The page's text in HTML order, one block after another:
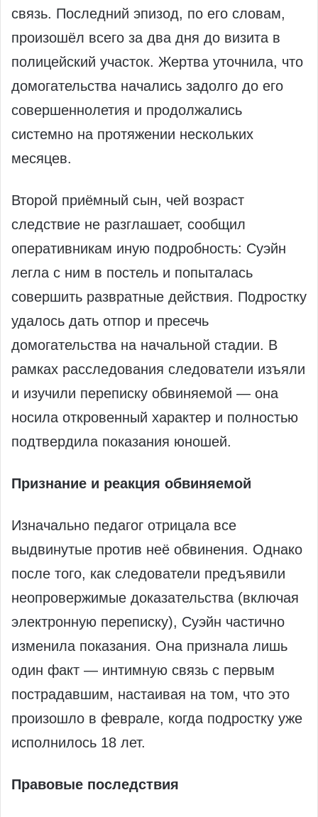
связь. Последний эпизод, по его словам,
произошёл всего за два дня до визита в
полицейский участок. Жертва уточнила, что
домогательства начались задолго до его
совершеннолетия и продолжались
системно на протяжении нескольких
месяцев.
Второй приёмный сын, чей возраст
следствие не разглашает, сообщил
оперативникам иную подробность: Суэйн
легла с ним в постель и попыталась
совершить развратные действия. Подростку
удалось дать отпор и пресечь
домогательства на начальной стадии. В
рамках расследования следователи изъяли
и изучили переписку обвиняемой — она
носила откровенный характер и полностью
подтвердила показания юношей.
Признание и реакция обвиняемой
Изначально педагог отрицала все
выдвинутые против неё обвинения. Однако
после того, как следователи предъявили
неопровержимые доказательства (включая
электронную переписку), Суэйн частично
изменила показания. Она признала лишь
один факт — интимную связь с первым
пострадавшим, настаивая на том, что это
произошло в феврале, когда подростку уже
исполнилось 18 лет.
Правовые последствия